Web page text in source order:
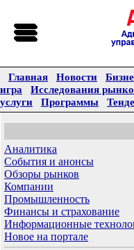
Главная Новости
игра
Исследования
услуги
Программы
Аналитика
События и анонсы
Обзоры рынков
Компании
Промышленность
Финансы и страхование
Информационные
Новое на портале